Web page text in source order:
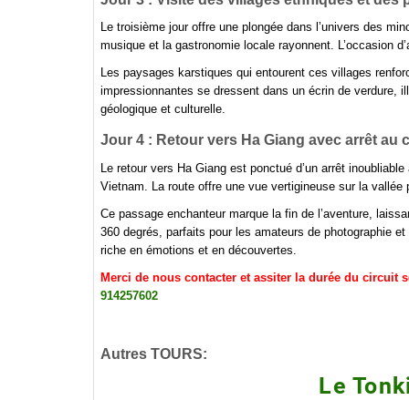
360 degrés, parfaits pour les amateurs de photographie
riche en émotions et en découvertes.
Merci de nous contacter et assiter la durée du circuit
914257602
Autres TOURS:
Le
Les couleurs
Vietnam